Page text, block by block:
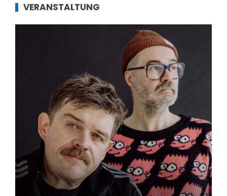
VERANSTALTUNG